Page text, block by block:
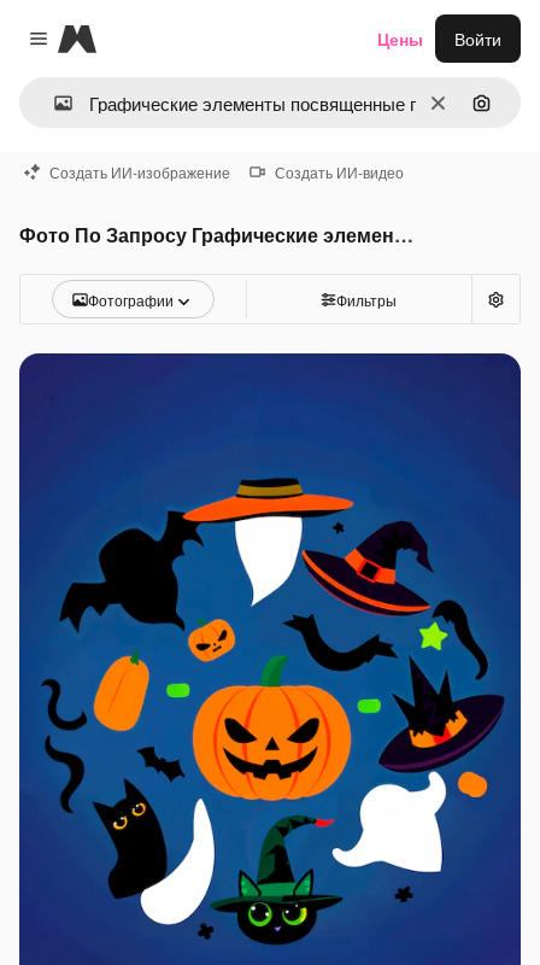
Close menu
Magnific
ОчиститьПоиск
Цены Войти
Создать ИИ-изображение Создать ИИ-видео
Фото По Запросу Графические элементы посвященные празднику хэллоуин
Фотографии Фильтры